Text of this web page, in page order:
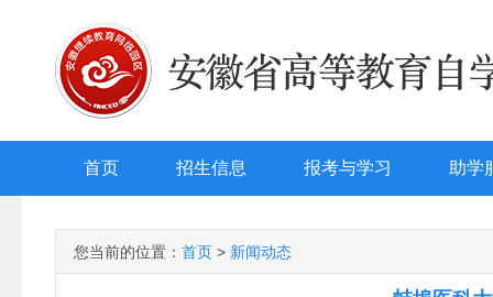
首页 招生信息 报考与学习 助学
您当前的位置： 首页 > 新闻动态